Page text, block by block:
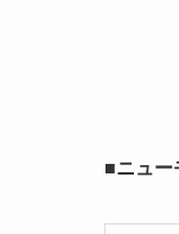
■ニュー